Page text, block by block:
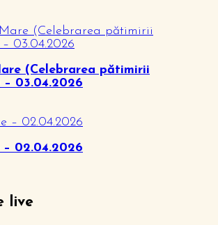
(Celebrarea pătimirii
– 03.04.2026
02.04.2026
live